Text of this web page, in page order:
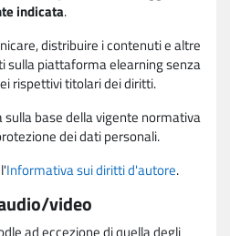
indicata.
distribuire i contenuti e altre
sulla piattaforma elearning senza
rispettivi titolari dei diritti.
base della vigente normativa
dei dati personali.
Informativa sui diritti d'autore.
video
ad eccezione di quella degli